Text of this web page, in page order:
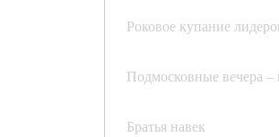
Роковое купание
Подмосковные вечера
Братья навек